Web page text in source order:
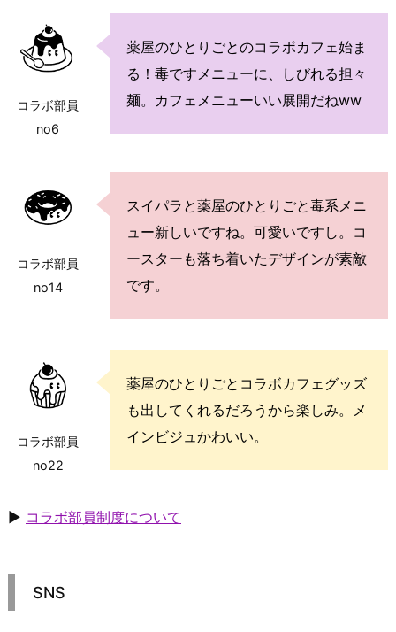
コラボ部員
no6
薬屋のひとりごとのコラボカフェ始ま
る！毒ですメニューに、しびれる担々
麺。カフェメニューいい展開だねww
コラボ部員
no14
スイパラと薬屋のひとりごと毒系メニ
ュー新しいですね。可愛いですし。コ
ースターも落ち着いたデザインが素敵
です。
コラボ部員
no22
薬屋のひとりごとコラボカフェグッズ
も出してくれるだろうから楽しみ。メ
インビジュかわいい。
▶ コラボ部員制度について
SNS